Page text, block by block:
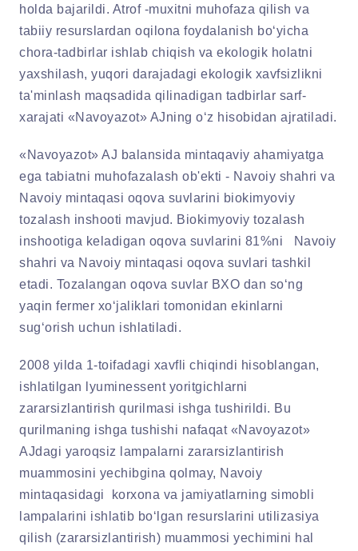
holda bajarildi. Atrof -muxitni muhofaza qilish va
tabiiy resurslardan oqilona foydalanish bo‘yicha
chora-tadbirlar ishlab chiqish va ekologik holatni
yaxshilash, yuqori darajadagi ekologik xavfsizlikni
ta'minlash maqsadida qilinadigan tadbirlar sarf-
xarajati «Navoyazot» AJning o‘z hisobidan ajratiladi.
«Navoyazot» AJ balansida mintaqaviy ahamiyatga
ega tabiatni muhofazalash ob'ekti - Navoiy shahri va
Navoiy mintaqasi oqova suvlarini biokimyoviy
tozalash inshooti mavjud. Biokimyoviy tozalash
inshootiga keladigan oqova suvlarini 81%ni Navoiy
shahri va Navoiy mintaqasi oqova suvlari tashkil
etadi. Tozalangan oqova suvlar BXO dan so‘ng
yaqin fermer xo‘jaliklari tomonidan ekinlarni
sug‘orish uchun ishlatiladi.
2008 yilda 1-toifadagi xavfli chiqindi hisoblangan,
ishlatilgan lyuminessent yoritgichlarni
zararsizlantirish qurilmasi ishga tushirildi. Bu
qurilmaning ishga tushishi nafaqat «Navoyazot»
AJdagi yaroqsiz lampalarni zararsizlantirish
muammosini yechibgina qolmay, Navoiy
mintaqasidagi korxona va jamiyatlarning simobli
lampalarini ishlatib bo‘lgan resurslarini utilizasiya
qilish (zararsizlantirish) muammosi yechimini hal